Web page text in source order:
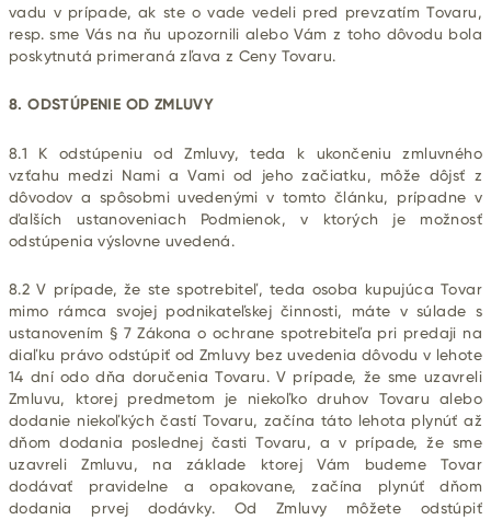
vadu v prípade, ak ste o vade vedeli pred prevzatím Tovaru,
resp. sme Vás na ňu upozornili alebo Vám z toho dôvodu bola
poskytnutá primeraná zľava z Ceny Tovaru.
8. ODSTÚPENIE OD ZMLUVY
8.1 K odstúpeniu od Zmluvy, teda k ukončeniu zmluvného
vzťahu medzi Nami a Vami od jeho začiatku, môže dôjsť z
dôvodov a spôsobmi uvedenými v tomto článku, prípadne v
ďalších ustanoveniach Podmienok, v ktorých je možnosť
odstúpenia výslovne uvedená.
8.2 V prípade, že ste spotrebiteľ, teda osoba kupujúca Tovar
mimo rámca svojej podnikateľskej činnosti, máte v súlade s
ustanovením § 7 Zákona o ochrane spotrebiteľa pri predaji na
diaľku právo odstúpiť od Zmluvy bez uvedenia dôvodu v lehote
14 dní odo dňa doručenia Tovaru. V prípade, že sme uzavreli
Zmluvu, ktorej predmetom je niekoľko druhov Tovaru alebo
dodanie niekoľkých častí Tovaru, začína táto lehota plynúť až
dňom dodania poslednej časti Tovaru, a v prípade, že sme
uzavreli Zmluvu, na základe ktorej Vám budeme Tovar
dodávať pravidelne a opakovane, začína plynúť dňom
dodania prvej dodávky. Od Zmluvy môžete odstúpiť